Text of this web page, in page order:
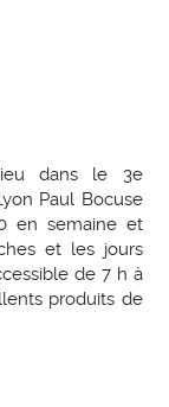
dans le 3e
Paul Bocuse
en semaine et
et les jours
de 7 h à
produits de